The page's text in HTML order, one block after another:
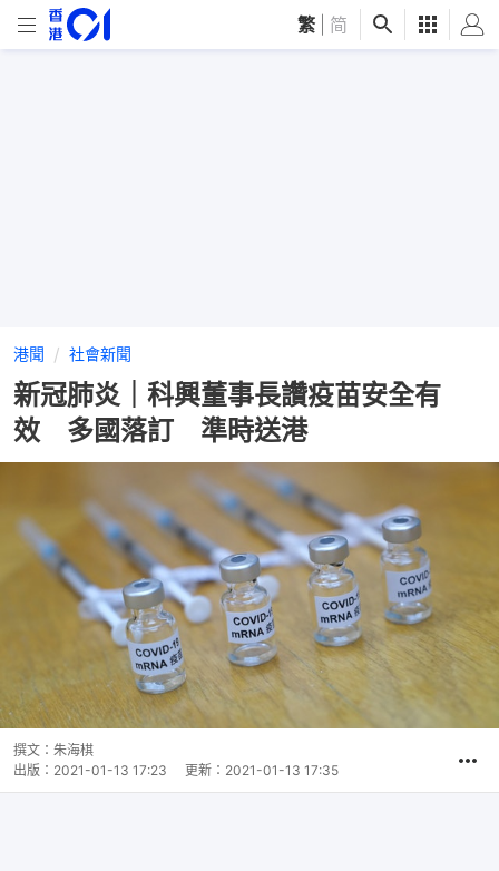
繁 简
港聞 社會新聞
新冠肺炎｜科興董事長讚疫苗安全有
效 多國落訂 準時送港
撰文： 朱海棋
出版： 2021-01-13 17:23 更新： 2021-01-13 17:35